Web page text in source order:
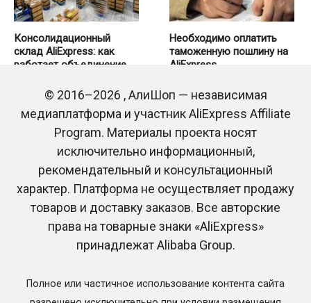
Консолидационный
склад AliExpress: как
работает объединение
знать покупателю
0 34
Необходимо оплатить
таможенную пошлину на
AliExpress
Трек-номер RC-EE на
Трек-номер RB-UZ на
© 2016–2026 , АлиШоп — независимая
медиаплатформа и участник AliExpress Affiliate
Program. Материалы проекта носят
исключительно информационный,
рекомендательный и консультационный
характер. Платформа не осуществляет продажу
товаров и доставку заказов. Все авторские
права на товарные знаки «AliExpress»
принадлежат Alibaba Group.
Полное или частичное использование контента сайта